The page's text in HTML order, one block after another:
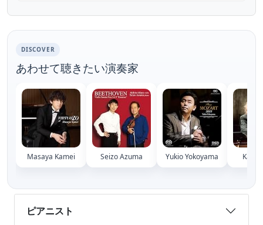
DISCOVER
あわせて聴きたい演奏家
Masaya Kamei Seizo Azuma Yukio Yokoyama
ピアニスト